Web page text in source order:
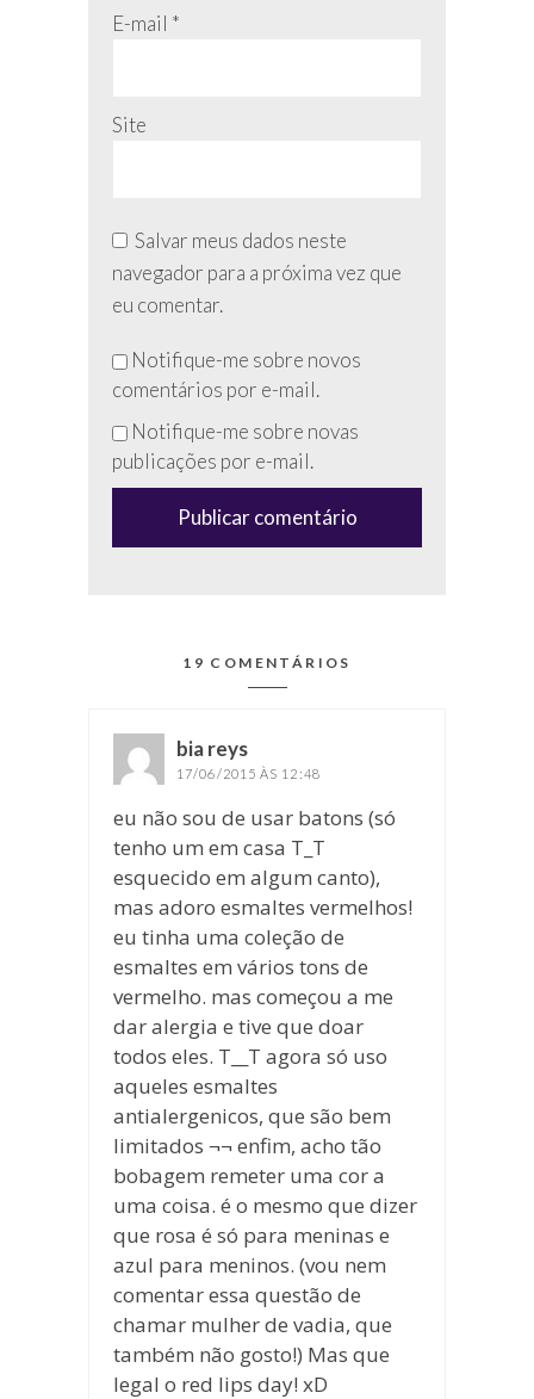
E-mail *
Site
Salvar meus dados neste
navegador para a próxima vez que
eu comentar.
Não
preencha
esse
campo
(anti-
Notifique-me sobre novos
comentários por e-mail.
Notifique-me sobre novas
publicações por e-mail.
19 COMENTÁRIOS
bia reys
17/06/2015 ÀS 12:48
eu não sou de usar batons (só
tenho um em casa T_T
esquecido em algum canto),
mas adoro esmaltes vermelhos!
eu tinha uma coleção de
esmaltes em vários tons de
vermelho. mas começou a me
dar alergia e tive que doar
todos eles. T__T agora só uso
aqueles esmaltes
antialergenicos, que são bem
limitados ¬¬ enfim, acho tão
bobagem remeter uma cor a
uma coisa. é o mesmo que dizer
que rosa é só para meninas e
azul para meninos. (vou nem
comentar essa questão de
chamar mulher de vadia, que
também não gosto!) Mas que
legal o red lips day! xD